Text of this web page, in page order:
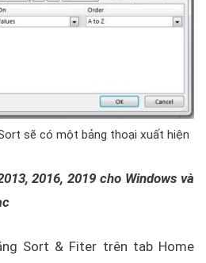
sẽ có một bảng thoại xuất hiện
2016, 2019 cho Windows và
Sort & Fiter trên tab Home